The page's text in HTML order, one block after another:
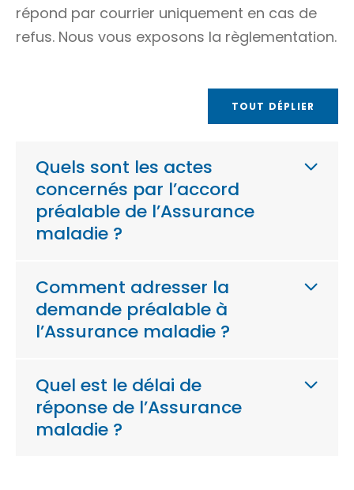
répond par courrier uniquement en cas de
refus. Nous vous exposons la règlementation.
TOUT DÉPLIER
Quels sont les actes
concernés par l’accord
préalable de l’Assurance
maladie ?
Comment adresser la
demande préalable à
l’Assurance maladie ?
Quel est le délai de
réponse de l’Assurance
maladie ?